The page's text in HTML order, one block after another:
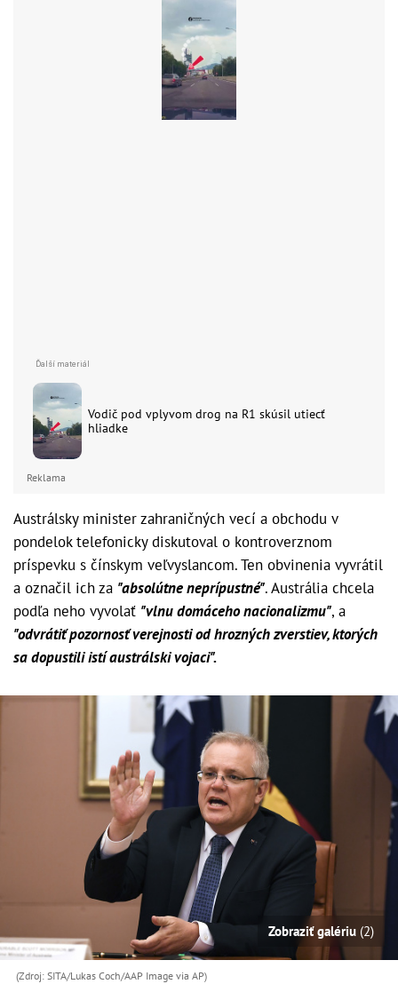
Vodič pod vplyvom drog na R1 skúsil utiecť
hliadke
Reklama
Austrálsky minister zahraničných vecí a obchodu v
pondelok telefonicky diskutoval o kontroverznom
príspevku s čínskym veľvyslancom. Ten obvinenia vyvrátil
a označil ich za "absolútne neprípustné". Austrália chcela
podľa neho vyvolať "vlnu domáceho nacionalizmu", a
"odvrátiť pozornosť verejnosti od hrozných zverstiev, ktorých
sa dopustili istí austrálski vojaci".
Zobraziť galériu (2)
(Zdroj: SITA/Lukas Coch/AAP Image via AP)